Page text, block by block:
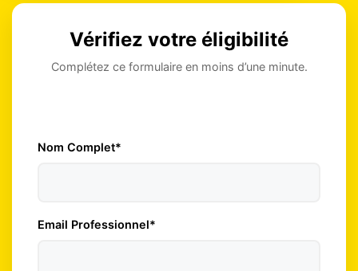
Vérifiez votre éligibilité
Complétez ce formulaire en moins d’une minute.
Nom Complet*
Email Professionnel*